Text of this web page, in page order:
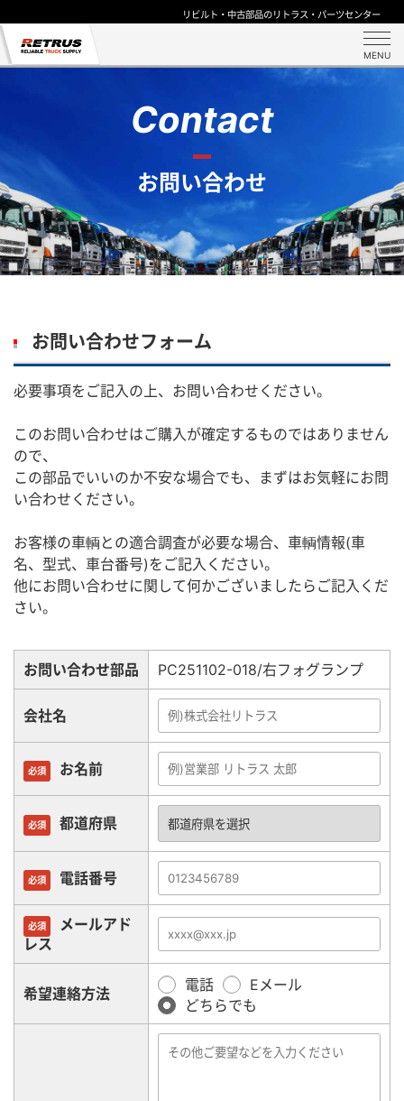
リビルト・中古部品のリトラス・パーツセンター
MENU
Contact
お問い合わせ
お問い合わせフォーム
必要事項をご記入の上、お問い合わせください。
このお問い合わせはご購入が確定するものではありません
ので、
この部品でいいのか不安な場合でも、まずはお気軽にお問
い合わせください。
お客様の車輌との適合調査が必要な場合、車輌情報(車
名、型式、車台番号)をご記入ください。
他にお問い合わせに関して何かございましたらご記入くだ
さい。
お問い合わせ部品 PC251102-018/右フォグランプ
会社名
必須 お名前
必須 都道府県
必須 電話番号
必須
メールアド
レス
希望連絡方法
電話
Eメール
どちらでも